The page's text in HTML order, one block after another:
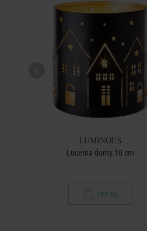
LUMINOUS
Lucerna domy 10 cm
199 Kč